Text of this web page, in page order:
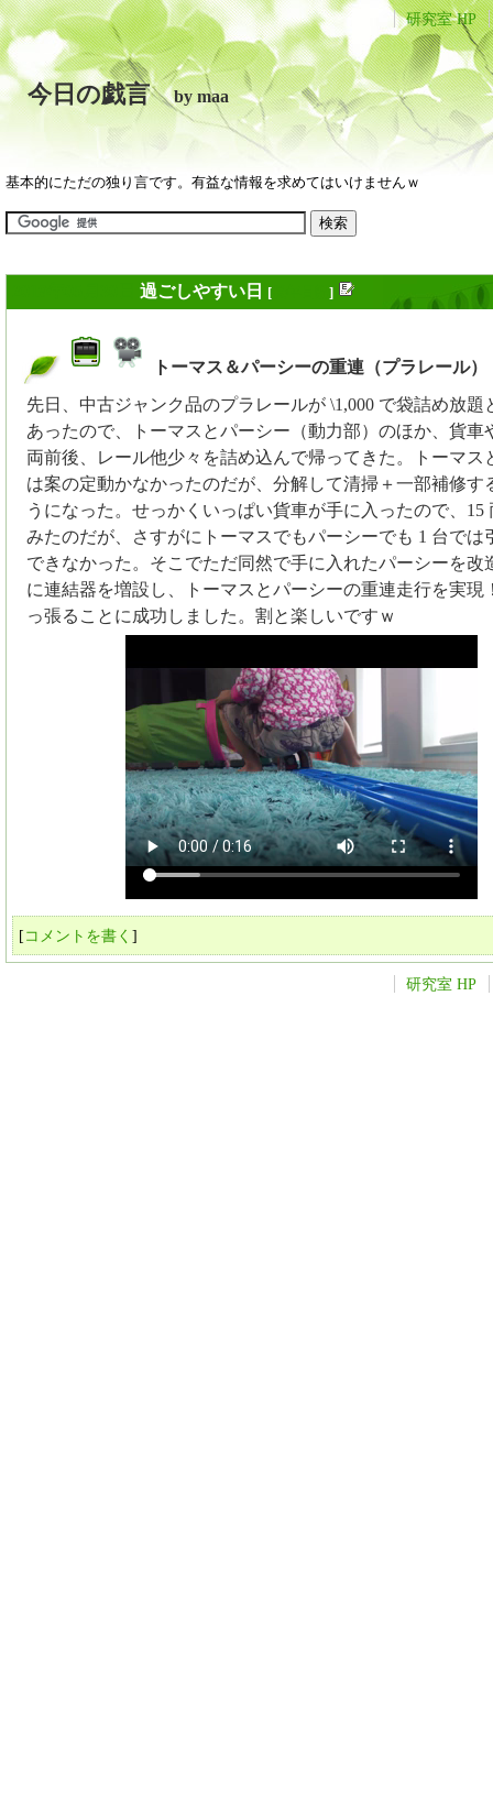
研究室 HP
今日の戯言by maa
基本的にただの独り言です。有益な情報を求めてはいけませんｗ
過ごしやすい日 [ ]
トーマス＆パーシーの重連（プラレール）
先日、中古ジャンク品のプラレールが \1,000 で袋詰め放題
あったので、トーマスとパーシー（動力部）のほか、貨車
両前後、レール他少々を詰め込んで帰ってきた。トーマス
は案の定動かなかったのだが、分解して清掃＋一部補修す
うになった。せっかくいっぱい貨車が手に入ったので、15
みたのだが、さすがにトーマスでもパーシーでも 1 台では
できなかった。そこでただ同然で手に入れたパーシーを改
に連結器を増設し、トーマスとパーシーの重連走行を実現
っ張ることに成功しました。割と楽しいですｗ
[コメントを書く ]
研究室 HP